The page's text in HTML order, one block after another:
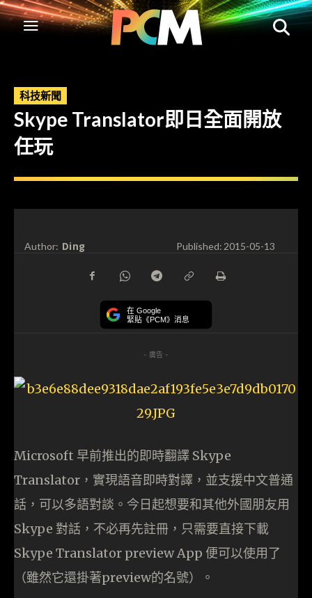
科技新聞
Skype Translator即日全面開放
任玩
Author: Ding Published:2015-05-13
在 Google
緊貼《PCM》消息
- 廣告 -
Microsoft 早前推出的即時翻譯 Skype
Translator，實現語音即時對譯，並支援中文普通
話，可以多語對談。今日起想要和其他外國朋友用
Skype 對話，不必再先註冊，只需要直接下載
Skype Translator preview App 便可以使用了
（雖然它還掛著preview的名號）。